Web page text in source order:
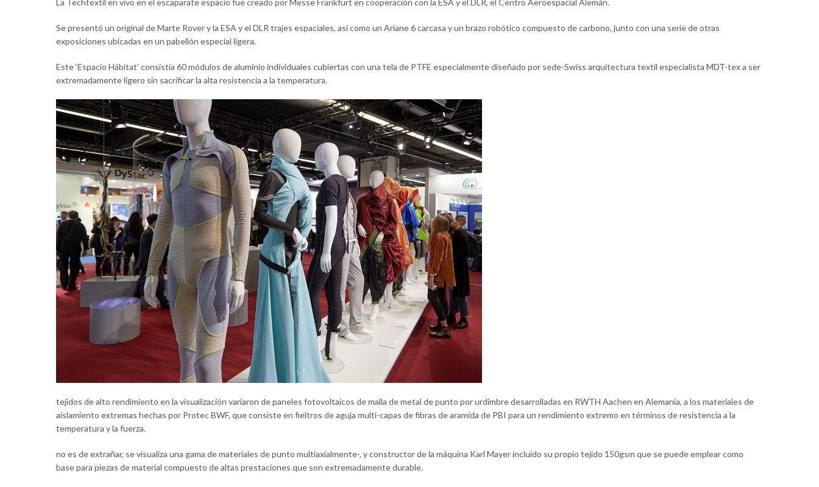
La Techtextil en vivo en el escaparate espacio fue creado por Messe Frankfurt en cooperación con la ESA y el DLR, el Centro Aeroespacial Alemán.
Se presentó un original de Marte Rover y la ESA y el DLR trajes espaciales, así como un Ariane 6 carcasa y un brazo robótico compuesto de carbono, junto con una serie de otras
exposiciones ubicadas en un pabellón especial ligera.
Este ‘Espacio Hábitat’ consistía 60 módulos de aluminio individuales cubiertas con una tela de PTFE especialmente diseñado por sede-Swiss arquitectura textil especialista MDT-tex a ser
extremadamente ligero sin sacrificar la alta resistencia a la temperatura.
tejidos de alto rendimiento en la visualización variaron de paneles fotovoltaicos de malla de metal de punto por urdimbre desarrolladas en RWTH Aachen en Alemania, a los materiales de
aislamiento extremas hechas por Protec BWF, que consiste en fieltros de aguja multi-capas de fibras de aramida de PBI para un rendimiento extremo en términos de resistencia a la
temperatura y la fuerza.
no es de extrañar, se visualiza una gama de materiales de punto multiaxialmente-, y constructor de la máquina Karl Mayer incluido su propio tejido 150gsm que se puede emplear como
base para piezas de material compuesto de altas prestaciones que son extremadamente durable.